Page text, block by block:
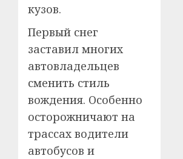
кузов.
Первый снег
заставил многих
автовладельцев
сменить стиль
вождения. Особенно
осторожничают на
трассах водители
автобусов и